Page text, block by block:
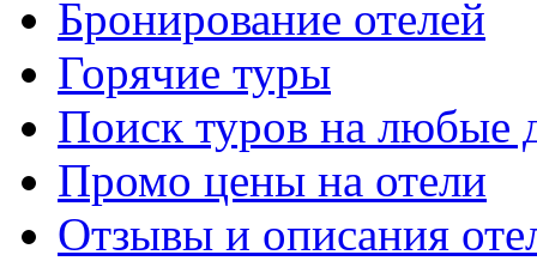
Бронирование отелей
Горячие туры
Поиск туров на любые
Промо цены на отели
Отзывы и описания